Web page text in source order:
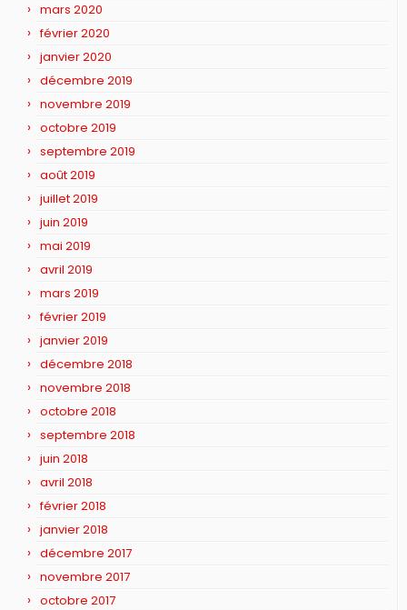
mars 2020
février 2020
janvier 2020
décembre 2019
novembre 2019
octobre 2019
septembre 2019
août 2019
juillet 2019
juin 2019
mai 2019
avril 2019
mars 2019
février 2019
janvier 2019
décembre 2018
novembre 2018
octobre 2018
septembre 2018
juin 2018
avril 2018
février 2018
janvier 2018
décembre 2017
novembre 2017
octobre 2017